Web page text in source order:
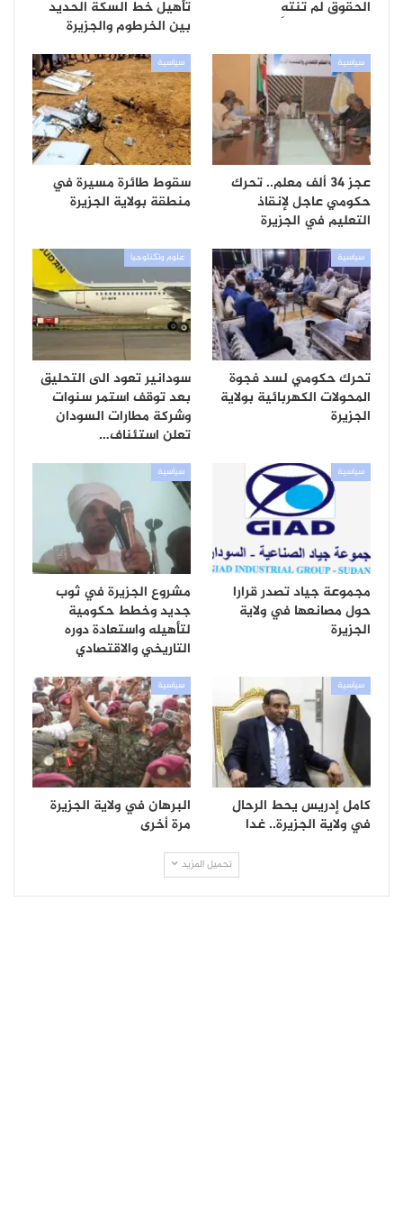
الحقوق لم تنتهِ
تأهيل خط السكة الحديد
بين الخرطوم والجزيرة
سياسية
عجز 34 ألف معلم.. تحرك
حكومي عاجل لإنقاذ
التعليم في الجزيرة
سياسية
سقوط طائرة مسيرة في
منطقة بولاية الجزيرة
سياسية
تحرك حكومي لسد فجوة
المحولات الكهربائية بولاية
الجزيرة
علوم وتكنلوجيا
سودانير تعود الى التحليق
بعد توقف استمر سنوات
وشركة مطارات السودان
تعلن استئناف…
سياسية
مجموعة جياد تصدر قرارا
حول مصانعها في ولاية
الجزيرة
سياسية
مشروع الجزيرة في ثوب
جديد وخطط حكومية
لتأهيله واستعادة دوره
التاريخي والاقتصادي
سياسية
كامل إدريس يحط الرحال
في ولاية الجزيرة.. غدا
سياسية
البرهان في ولاية الجزيرة
مرة أخرى
تحميل المزيد